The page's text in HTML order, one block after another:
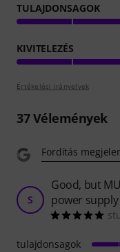
TULAJDONSAGOK
KIVITELEZÉS
Értékelési irányelvek
37Vélemények
Fordítás
S
Good, but
power supply
tulajdonsagok